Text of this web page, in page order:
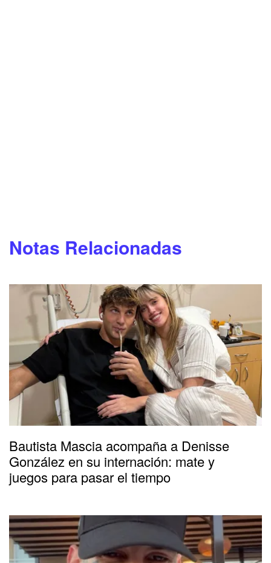
Notas Relacionadas
Bautista Mascia acompaña a Denisse
González en su internación: mate y
juegos para pasar el tiempo